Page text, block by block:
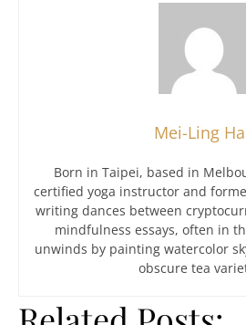
Mei-Ling
Born in Taipei, based in
certified yoga instructor and
writing dances between
mindfulness essays, often in
unwinds by painting watercolor
obscure tea